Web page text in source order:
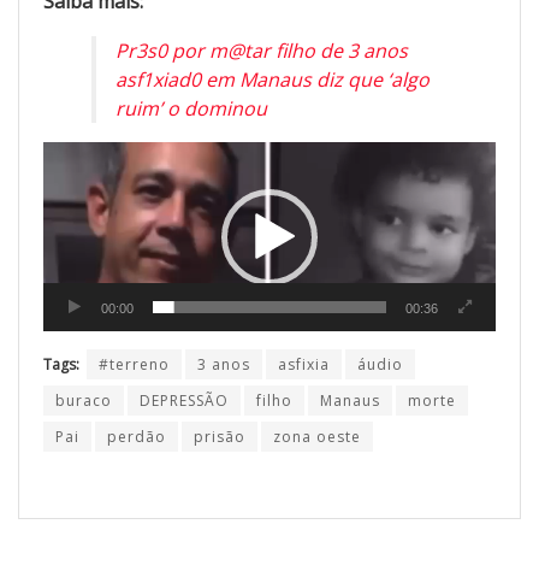
Pr3s0 por m@tar filho de 3 anos
asf1xiad0 em Manaus diz que ‘algo
ruim’ o dominou
vídeo
00:00 00:36
Tags: #terreno 3 anos asfixia
áudio
buraco
DEPRESSÃO filho Manaus
morte
Pai
perdão prisão zona oeste